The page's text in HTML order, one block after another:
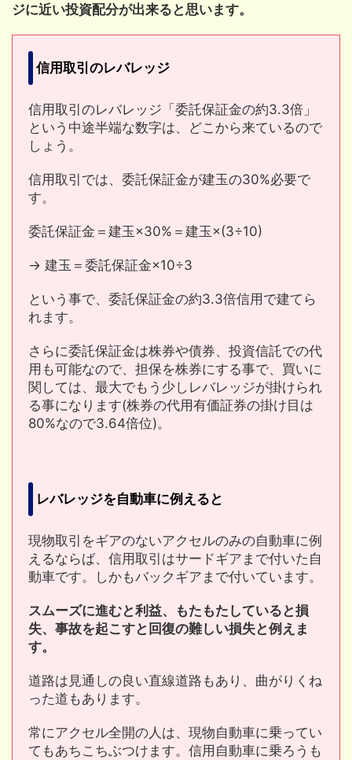
ジに近い投資配分が出来ると思います。
信用取引のレバレッジ
信用取引のレバレッジ「委託保証金の約3.3倍」
という中途半端な数字は、どこから来ているので
しょう。
信用取引では、委託保証金が建玉の30%必要で
す。
委託保証金＝建玉×30%＝建玉×(3÷10)
→ 建玉＝委託保証金×10÷3
という事で、委託保証金の約3.3倍信用で建てら
れます。
さらに委託保証金は株券や債券、投資信託での代
用も可能なので、担保を株券にする事で、買いに
関しては、最大でもう少しレバレッジが掛けられ
る事になります(株券の代用有価証券の掛け目は
80%なので3.64倍位)。
レバレッジを自動車に例えると
現物取引をギアのないアクセルのみの自動車に例
えるならば、信用取引はサードギアまで付いた自
動車です。しかもバックギアまで付いています。
スムーズに進むと利益、もたもたしていると損
失、事故を起こすと回復の難しい損失と例えま
す。
道路は見通しの良い直線道路もあり、曲がりくね
った道もあります。
常にアクセル全開の人は、現物自動車に乗ってい
てもあちこちぶつけます。信用自動車に乗ろうも